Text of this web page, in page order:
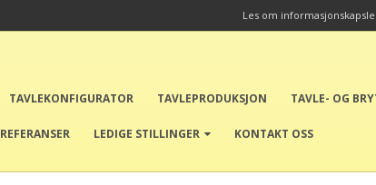
Les om
TAVLEKONFIGURATOR TAVLEPRODUKSJON TAVLE- OG
REFERANSER LEDIGE STILLINGER KONTAKT OSS